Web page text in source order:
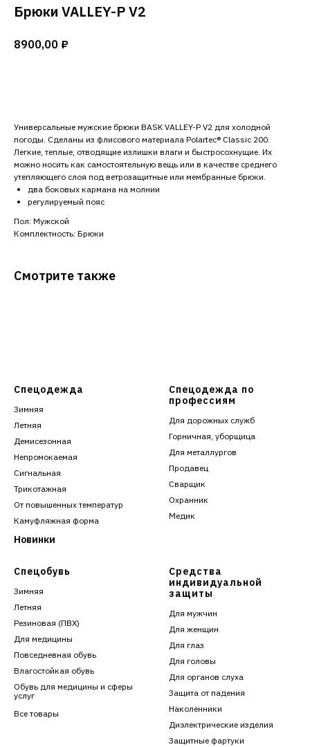
Брюки VALLEY-P V2
8900,00 ₽
Универсальные мужские брюки BASK VALLEY-P V2 для холодной
погоды. Сделаны из флисового материала Polartec® Classic 200.
Легкие, теплые, отводящие излишки влаги и быстросохнущие. Их
можно носить как самостоятельную вещь или в качестве среднего
утепляющего слоя под ветрозащитные или мембранные брюки.
два боковых кармана на молнии
регулируемый пояс
Пол: Мужской
Комплектность: Брюки
Смотрите также
Спецодежда
Зимняя
Летняя
Демисезонная
Непромокаемая
Сигнальная
Трикотажная
От повышенных температур
Камуфляжная форма
Новинки
Спецодежда по
профессиям
Для дорожных служб
Горничная, уборщица
Для металлургов
Продавец
Сварщик
Охранник
Медик
Спецобувь
Зимняя
Летняя
Резиновая (ПВХ)
Для медицины
Повседневная обувь
Влагостойкая обувь
Обувь для медицины и сферы
услуг
Все товары
Средства
индивидуальной
защиты
Для мужчин
Для женщин
Для глаз
Для головы
Для органов слуха
Защита от падения
Наколенники
Диэлектрические изделия
Защитные фартуки